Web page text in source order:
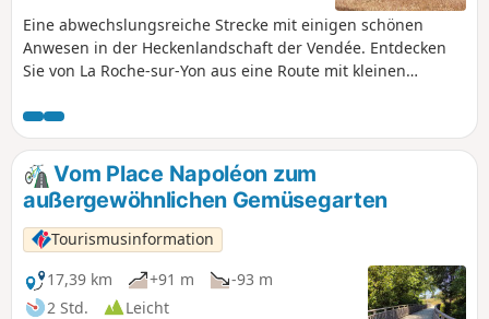
Eine abwechslungsreiche Strecke mit einigen schönen
Anwesen in der Heckenlandschaft der Vendée. Entdecken
Sie von La Roche-sur-Yon aus eine Route mit kleinen
Wegen im Schatten von Hecken. Aber auch Venansault mit
seinen Seen und kleinen geheimen Passagen, weit weg von
lauten und befahrenen Straßen. Auf dieser kleinen
Rundstrecke können Sie herumfahren, ohne vom Verkehr
auf den Hauptstraßen gestört zu werden.
Vom Place Napoléon zum
außergewöhnlichen Gemüsegarten
Tourismusinformation
17,39 km
+91 m
-93 m
2 Std.
Leicht